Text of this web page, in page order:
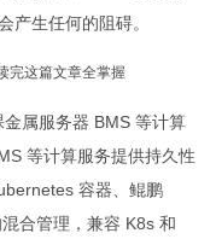
产生任何的阻碍。
属服务器 BMS 等计算
等计算服务提供持久性
容器、鲲鹏
合管理，兼容 K8s 和